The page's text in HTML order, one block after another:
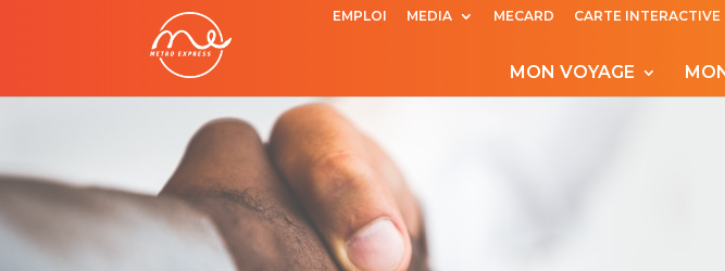
EMPLOI MEDIA MECARD CARTE INTERACTIVE
MON VOYAGE